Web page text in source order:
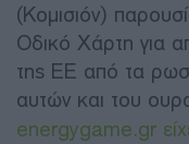
(Κομισιόν)
Οδικό Χάρτη για
της ΕΕ από τα
αυτών και του
energygame.gr